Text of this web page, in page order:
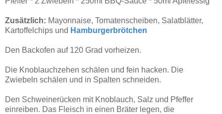
Zusätzlich: Mayonnaise, Tomatenscheiben, Salatblätter,
Kartoffelchips und Hamburgerbrötchen
Den Backofen auf 120 Grad vorheizen.
Die Knoblauchzehen schälen und fein hacken. Die
Zwiebeln schälen und in Spalten schneiden.
Den Schweinerücken mit Knoblauch, Salz und Pfeffer
einreiben. Das Fleisch in einen Bräter legen, die